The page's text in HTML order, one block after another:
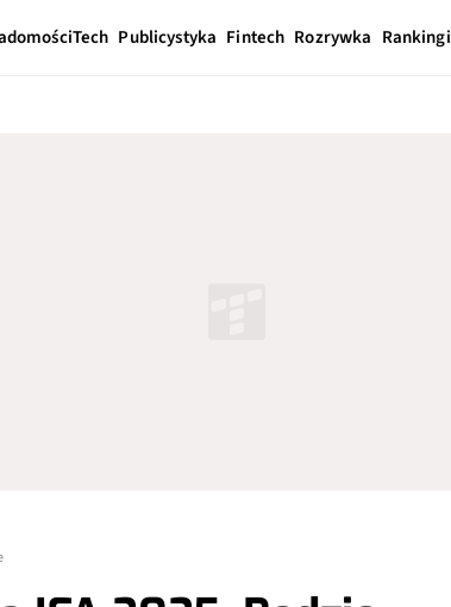
Tech Publicystyka Fintech Rozrywka Rankingi